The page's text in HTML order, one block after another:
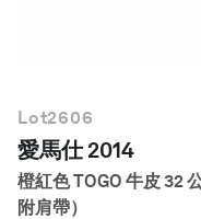
Lot2606
愛馬仕 2014
橙紅色 TOGO 牛皮 32
附肩帶）